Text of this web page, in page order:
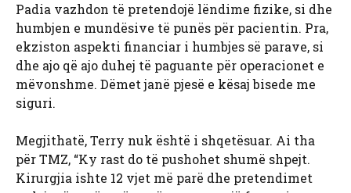
Padia vazhdon të pretendojë lëndime fizike, si dhe
humbjen e mundësive të punës për pacientin. Pra,
ekziston aspekti financiar i humbjes së parave, si
dhe ajo që ajo duhej të paguante për operacionet e
mëvonshme. Dëmet janë pjesë e kësaj bisede me
siguri.
Megjithatë, Terry nuk është i shqetësuar. Ai tha
për TMZ, “Ky rast do të pushohet shumë shpejt.
Kirurgjia ishte 12 vjet më parë dhe pretendimet